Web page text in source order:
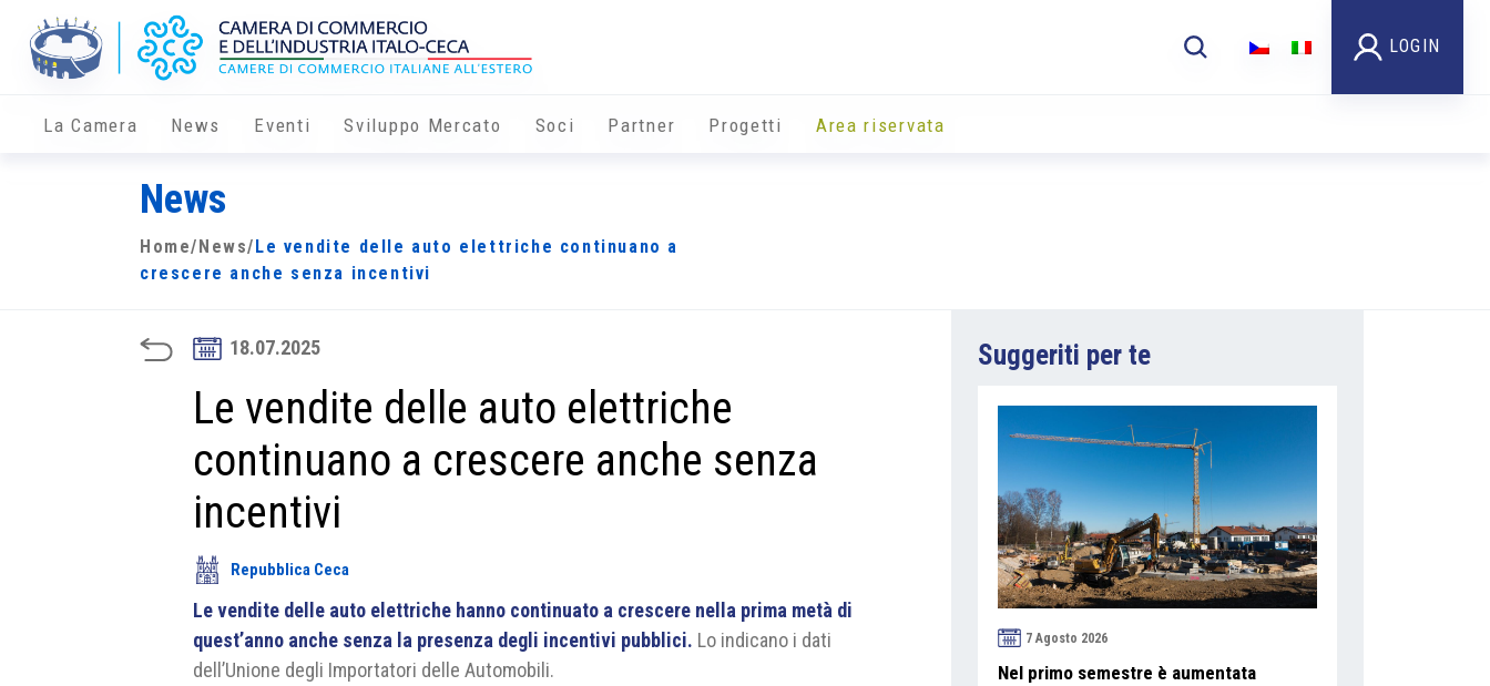
LOGIN
La Camera News Eventi Sviluppo Mercato Soci Partner Progetti Area riservata
News
Home/ News/ Le vendite delle auto elettriche continuano a
crescere anche senza incentivi
18.07.2025
Le vendite delle auto elettriche
continuano a crescere anche senza
incentivi
Repubblica Ceca
Le vendite delle auto elettriche hanno continuato a crescere nella prima metà di
quest’anno anche senza la presenza degli incentivi pubblici. Lo indicano i dati
dell’Unione degli Importatori delle Automobili.
Suggeriti per te
7 Agosto 2026
Nel primo semestre è aumentata